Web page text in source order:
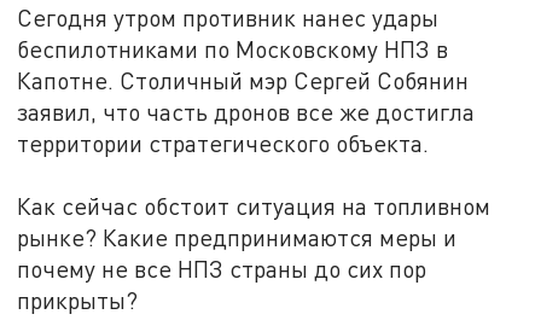
Сегодня утром противник нанес удары
беспилотниками по Московскому НПЗ в
Капотне. Столичный мэр Сергей Собянин
заявил, что часть дронов все же достигла
территории стратегического объекта.
Как сейчас обстоит ситуация на топливном
рынке? Какие предпринимаются меры и
почему не все НПЗ страны до сих пор
прикрыты?